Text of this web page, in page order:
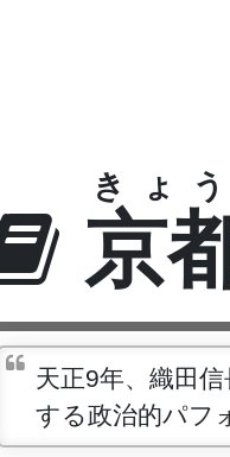
京
きょ
天正9年、織田
する政治的パフ